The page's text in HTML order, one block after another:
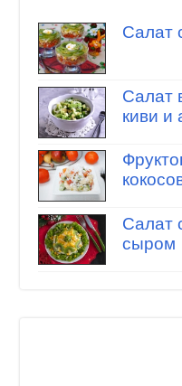
Салат
Салат
киви и
Салат
сыром